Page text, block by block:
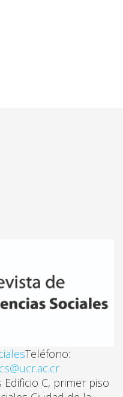
Teléfono:
Edificio C, primer piso